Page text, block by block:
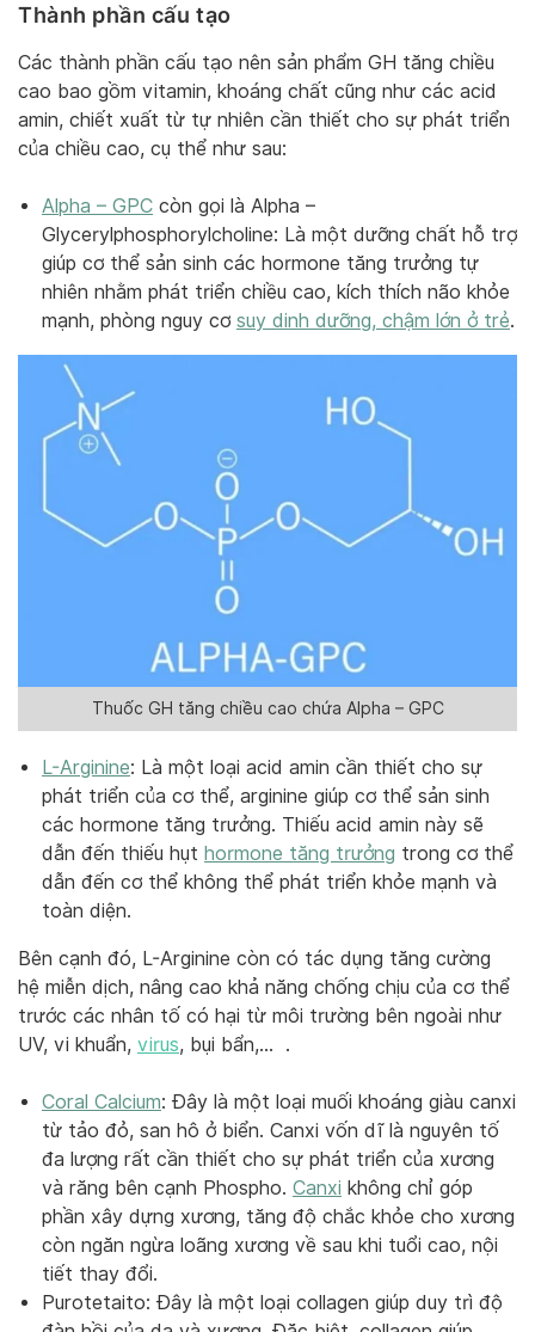
Thành phần cấu tạo
Các thành phần cấu tạo nên sản phẩm GH tăng chiều
cao bao gồm vitamin, khoáng chất cũng như các acid
amin, chiết xuất từ tự nhiên cần thiết cho sự phát triển
của chiều cao, cụ thể như sau:
Alpha – GPC còn gọi là Alpha –
Glycerylphosphorylcholine: Là một dưỡng chất hỗ trợ
giúp cơ thể sản sinh các hormone tăng trưởng tự
nhiên nhằm phát triển chiều cao, kích thích não khỏe
mạnh, phòng nguy cơ suy dinh dưỡng, chậm lớn ở trẻ.
Thuốc GH tăng chiều cao chứa Alpha – GPC
L-Arginine: Là một loại acid amin cần thiết cho sự
phát triển của cơ thể, arginine giúp cơ thể sản sinh
các hormone tăng trưởng. Thiếu acid amin này sẽ
dẫn đến thiếu hụt hormone tăng trưởng trong cơ thể
dẫn đến cơ thể không thể phát triển khỏe mạnh và
toàn diện.
Bên cạnh đó, L-Arginine còn có tác dụng tăng cường
hệ miễn dịch, nâng cao khả năng chống chịu của cơ thể
trước các nhân tố có hại từ môi trường bên ngoài như
UV, vi khuẩn, virus, bụi bẩn,… .
Coral Calcium: Đây là một loại muối khoáng giàu canxi
từ tảo đỏ, san hô ở biển. Canxi vốn dĩ là nguyên tố
đa lượng rất cần thiết cho sự phát triển của xương
và răng bên cạnh Phospho. Canxi không chỉ góp
phần xây dựng xương, tăng độ chắc khỏe cho xương
còn ngăn ngừa loãng xương về sau khi tuổi cao, nội
tiết thay đổi.
Purotetaito: Đây là một loại collagen giúp duy trì độ